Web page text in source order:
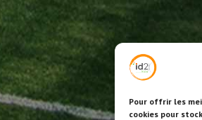
Pour offrir les
cookies pour